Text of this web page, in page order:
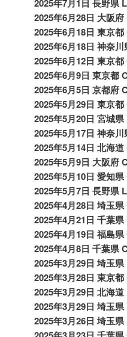
2025年7月1日 長野県
2025年6月28日 大阪
2025年6月18日 東京
2025年6月18日 神奈
2025年6月12日 東京
2025年6月9日 東京都
2025年6月5日 京都府
2025年5月29日 東京
2025年5月20日 宮城
2025年5月17日 神奈
2025年5月14日 北海
2025年5月9日 大阪府
2025年5月10日 愛知
2025年5月7日 長野県
2025年4月28日 埼玉
2025年4月21日 千葉
2025年4月19日 福島
2025年4月8日 千葉県
2025年3月29日 埼玉
2025年3月28日 東京
2025年3月29日 北海
2025年3月29日 埼玉
2025年3月26日 埼玉